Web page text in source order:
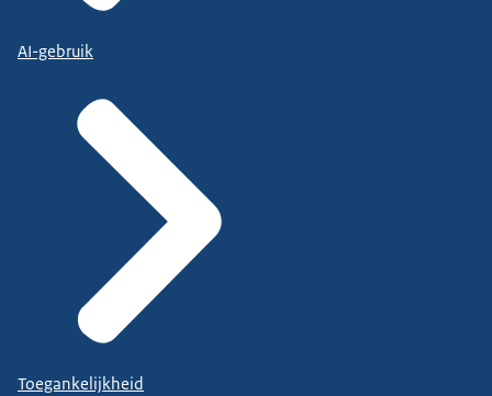
AI-gebruik
Toegankelijkheid